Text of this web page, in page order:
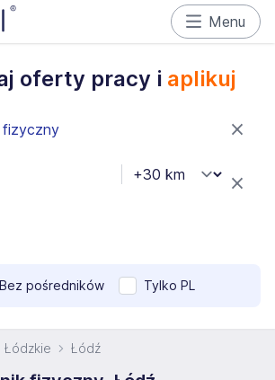
Menu
oferty pracy i aplikuj
Bez pośredników Tylko PL
Łódzkie Łódź